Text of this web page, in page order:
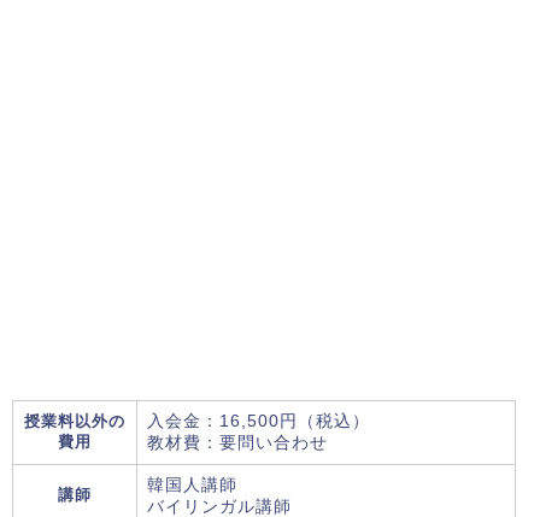
授業料以外の
費用
入会金：16,500円（税込）
教材費：要問い合わせ
講師
韓国人講師
バイリンガル講師